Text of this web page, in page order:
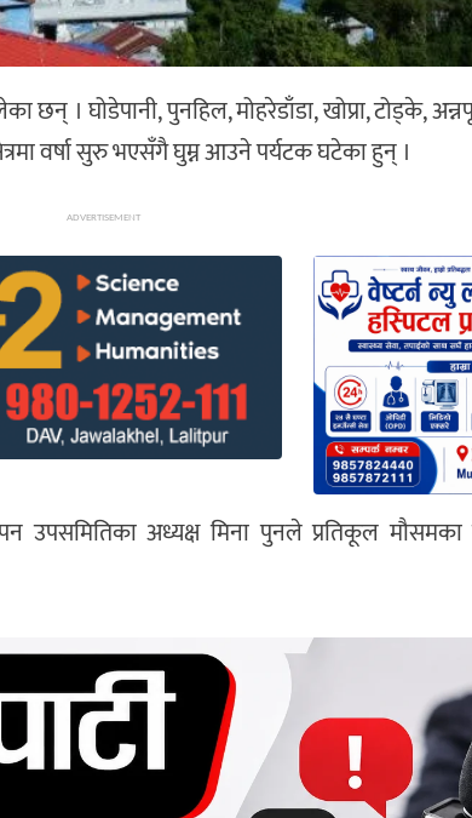
। घोडेपानी, पुनहिल, मोहरेडाँडा, खोप्रा, टोड्के,
वर्षा सुरु भएसँगै घुम्न आउने पर्यटक घटेका हुन् ।
ADVERTISEMENT
उपसमितिका अध्यक्ष मिना पुनले प्रतिकूल